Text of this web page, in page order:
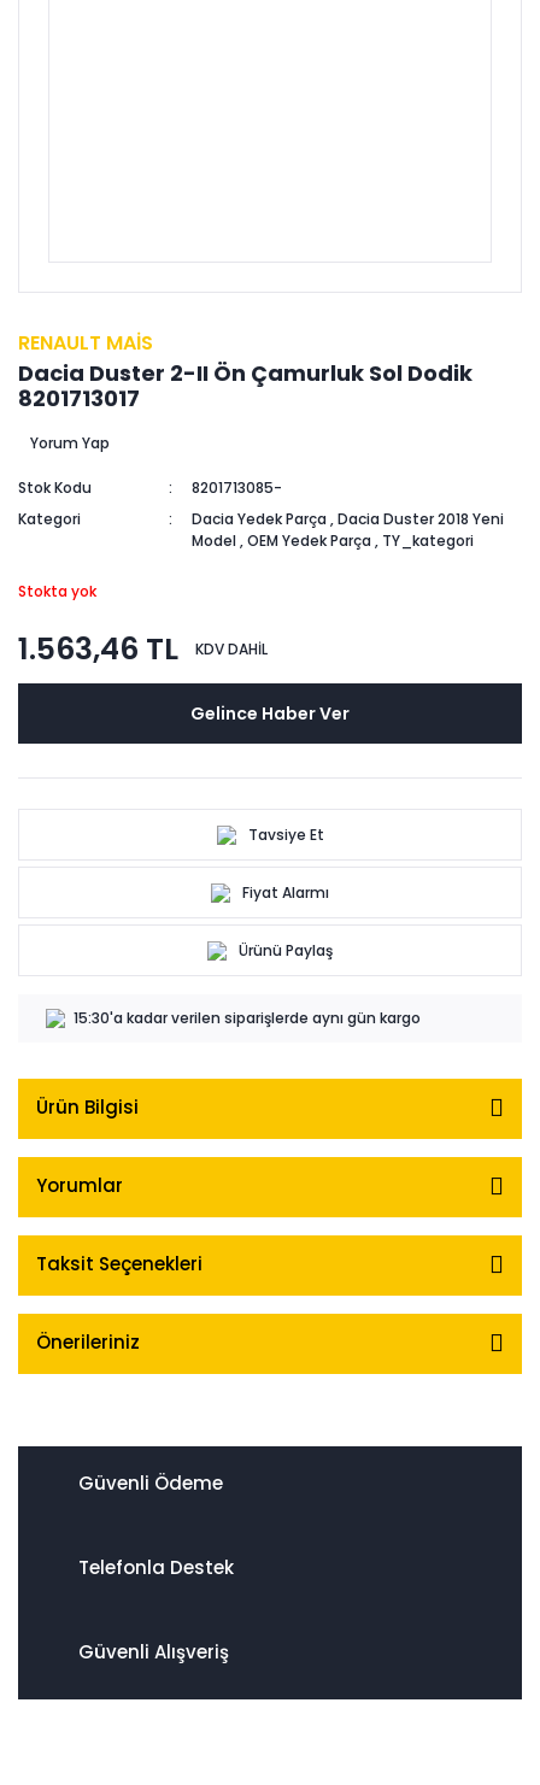
RENAULT MAİS
Dacia Duster 2-II Ön Çamurluk Sol Dodik
8201713017
Yorum Yap
Stok Kodu
8201713085-
Kategori
Dacia Yedek Parça ,Dacia Duster 2018 Yeni
Model,OEM Yedek Parça , TY_kategori
Stokta yok
1.563,46 TL KDV DAHİL
Gelince Haber Ver
Tavsiye Et
Fiyat Alarmı
Ürünü Paylaş
15:30'a kadar verilen siparişlerde aynı gün kargo
Ürün Bilgisi
Yorumlar
Taksit Seçenekleri
Önerileriniz
Güvenli Ödeme
Telefonla Destek
Güvenli Alışveriş